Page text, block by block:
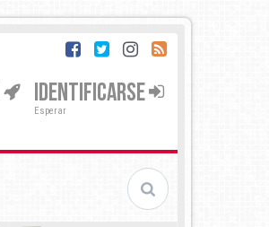
IDENTIFICARSE
Esperar